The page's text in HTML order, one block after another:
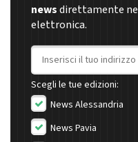
newsdirettamente
elettronica.
Indirizzo email
Scegli le tue edizioni:
News Alessandria
News Pavia